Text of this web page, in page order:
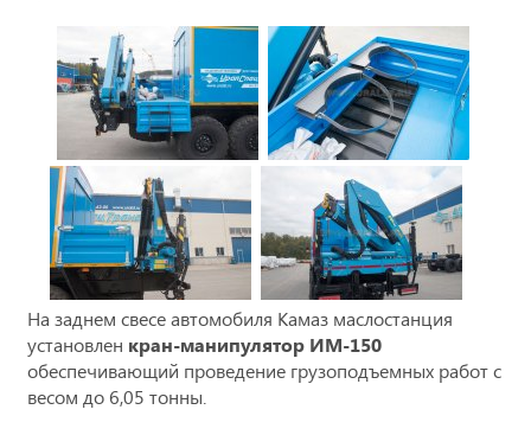
На заднем свесе автомобиля Камаз маслостанция
установлен кран-манипулятор ИМ-150
обеспечивающий проведение грузоподъемных работ с
весом до 6,05 тонны.